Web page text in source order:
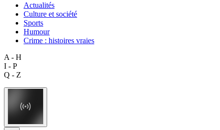
Actualités
Culture et société
Sports
Humour
Crime : histoires vraies
A - H
I - P
Q - Z